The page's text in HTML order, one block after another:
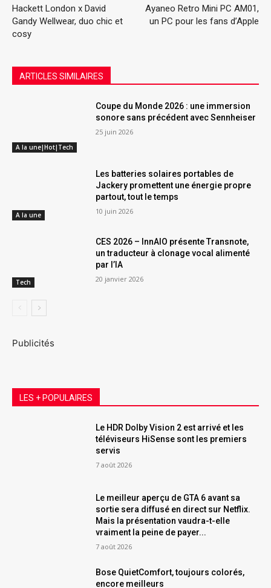
Hackett London x David
Gandy Wellwear, duo chic et
cosy
Ayaneo Retro Mini PC AM01,
un PC pour les fans d’Apple
ARTICLES SIMILAIRES
A la une|Hot|Tech
Coupe du Monde 2026 : une immersion
sonore sans précédent avec Sennheiser
25 juin 2026
A la une
Les batteries solaires portables de
Jackery promettent une énergie propre
partout, tout le temps
10 juin 2026
Tech
CES 2026 – InnAIO présente Transnote,
un traducteur à clonage vocal alimenté
par l’IA
20 janvier 2026
Publicités
LES + POPULAIRES
Le HDR Dolby Vision 2 est arrivé et les
téléviseurs HiSense sont les premiers
servis
7 août 2026
Le meilleur aperçu de GTA 6 avant sa
sortie sera diffusé en direct sur Netflix.
Mais la présentation vaudra-t-elle
vraiment la peine de payer...
7 août 2026
Bose QuietComfort, toujours colorés,
encore meilleurs